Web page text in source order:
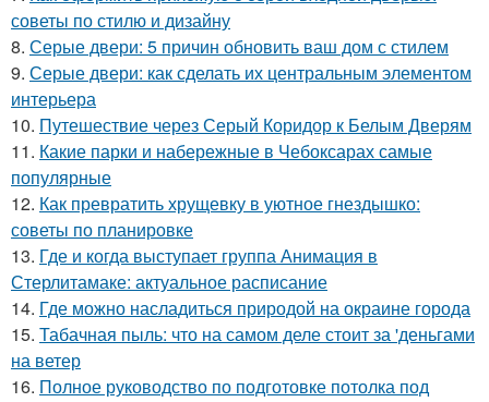
советы по стилю и дизайну
8. Серые двери: 5 причин обновить ваш дом с стилем
9. Серые двери: как сделать их центральным элементом
интерьера
10. Путешествие через Серый Коридор к Белым Дверям
11. Какие парки и набережные в Чебоксарах самые
популярные
12. Как превратить хрущевку в уютное гнездышко:
советы по планировке
13. Где и когда выступает группа Анимация в
Стерлитамаке: актуальное расписание
14. Где можно насладиться природой на окраине города
15. Табачная пыль: что на самом деле стоит за 'деньгами
на ветер
16. Полное руководство по подготовке потолка под